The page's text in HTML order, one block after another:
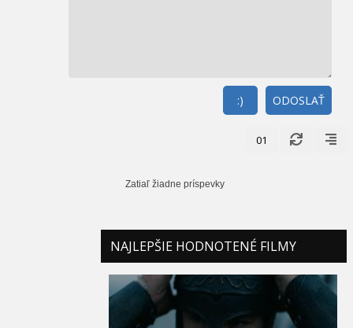
ODOSLAŤ
:)
01
Zatiaľ žiadne príspevky
NAJLEPŠIE HODNOTENÉ FILMY